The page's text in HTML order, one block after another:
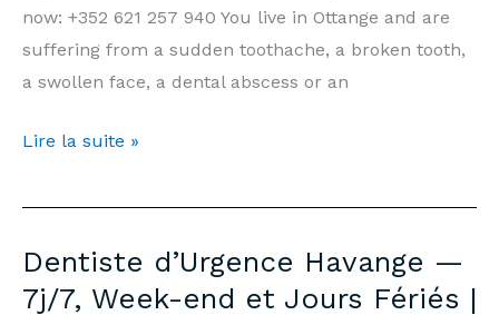
Luxembourg
now: +352 621 257 940 You live in Ottange and are
suffering from a sudden toothache, a broken tooth,
a swollen face, a dental abscess or an
Emergency
Ottange
7
days/7,
Lire la suite »
Dentiste d’Urgence Havange —
7j/7, Week-end et Jours Fériés |